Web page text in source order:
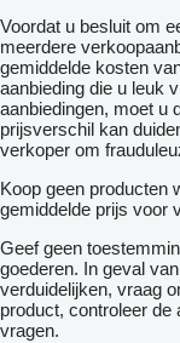
Voordat u besluit om
meerdere
gemiddelde kosten
aanbieding die u leuk
aanbiedingen, moet u
prijsverschil kan
verkoper om
Koop geen producten
gemiddelde prijs voor
Geef geen
goederen. In geval
verduidelijken, vraag
product, controleer de
vragen.